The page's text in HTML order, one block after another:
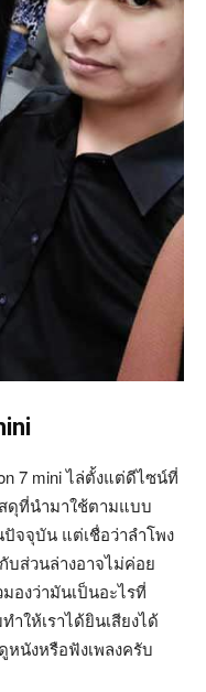
7 mini ไล่ตั้งแต่ดีไซน์ที่
ดุที่นำมาใช้ตามแบบ
จจุบัน แต่เชื่อว่าลำโพง
ส่วนล่างอาจไม่ค่อย
องว่ามันเป็นอะไรที่
ให้เราได้ยินเสียงได้
หนังหรือฟังเพลงครับ